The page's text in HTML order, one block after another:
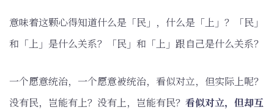
意味着这颗心得知道什么是「民」，什么是「上」？「民」
和「上」是什么关系？「民」和「上」跟自己是什么关系？
一个愿意统治，一个愿意被统治，看似对立，但实际上呢？
没有民，岂能有上？没有上，岂能有民？ 看似对立，但却互